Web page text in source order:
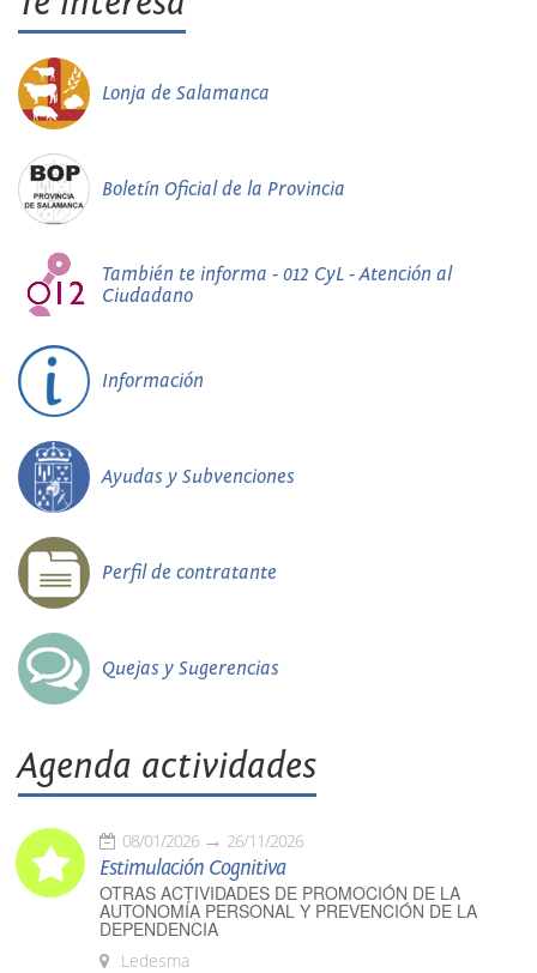
Lonja de Salamanca
Boletín Oficial de la Provincia
También te informa - 012 CyL - Atención al
Ciudadano
Información
Ayudas y Subvenciones
Perfil de contratante
Quejas y Sugerencias
Agenda actividades
08/01/2026 26/11/2026
Estimulación Cognitiva
OTRAS ACTIVIDADES DE PROMOCIÓN DE LA
AUTONOMÍA PERSONAL Y PREVENCIÓN DE LA
DEPENDENCIA
Ledesma